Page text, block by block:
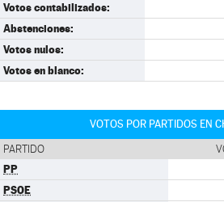
Votos contabilizados:
Abstenciones:
Votos nulos:
Votos en blanco:
VOTOS POR PARTIDOS EN
PARTIDO
PP
PSOE